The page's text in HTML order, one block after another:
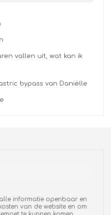
vallen uit, wat kan ik
bypass van Daniëlle
informatie openbaar en
van de website en om